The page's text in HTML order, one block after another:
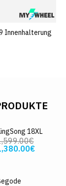
Innenhalterung
18XL